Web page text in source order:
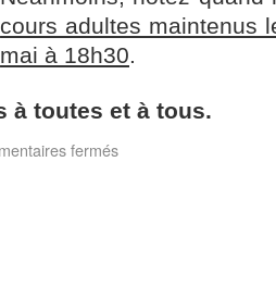
cours adultes maintenus
mai à 18h30.
à toutes et à tous.
fermés